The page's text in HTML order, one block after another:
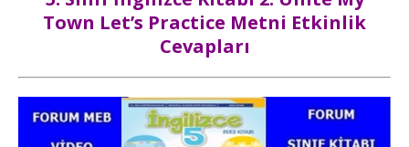
Town Let’s Practice Metni Etkinlik
Cevapları